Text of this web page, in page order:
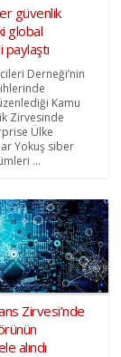
güvenlik
global
Derneği’nin
Kamu
Zirvesinde
Ülke
Yokuş siber
...
Zirvesi’nde
alındı